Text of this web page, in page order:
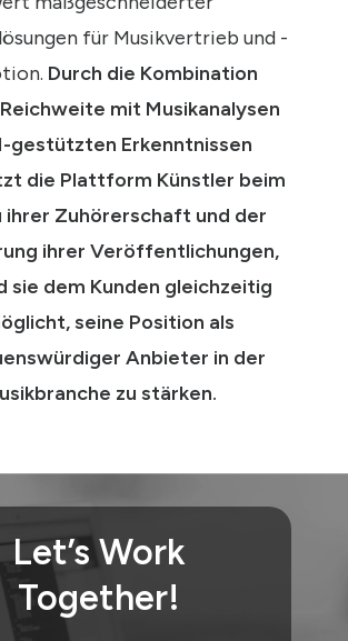
für Musikvertrieb und -
Durch die Kombination
mit Musikanalysen
gestützten Erkenntnissen
die Plattform Künstler beim
ihrer Zuhörerschaft und der
ihrer Veröffentlichungen,
sie dem Kunden gleichzeitig
seine Position als
Anbieter in der
zu stärken.
Let’sWork
Together!